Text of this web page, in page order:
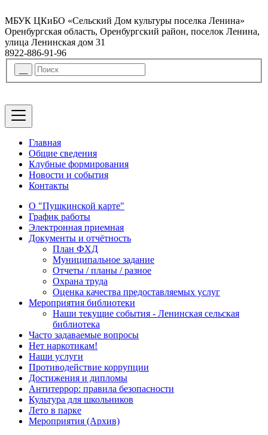
МБУК ЦКиБО «Сельский Дом культуры поселка Ленина»
Оренбургская область, Оренбургский район, поселок Ленина,
улица Ленинская дом 31
8922-886-91-96
Главная
Общие сведения
Клубные формирования
Новости и события
Контакты
О "Пушкинской карте"
График работы
Электронная приемная
Документы и отчётность
План ФХД
Муниципальное задание
Отчеты / планы / разное
Охрана труда
Оценка качества предоставляемых услуг
Мероприятия библиотеки
Наши текущие события - Ленинская сельская
библиотека
Часто задаваемые вопросы
Нет наркотикам!
Наши услуги
Противодействие коррупции
Достижения и дипломы
Антитеррор: правила безопасности
Культура для школьников
Лето в парке
Мероприятия (Архив)